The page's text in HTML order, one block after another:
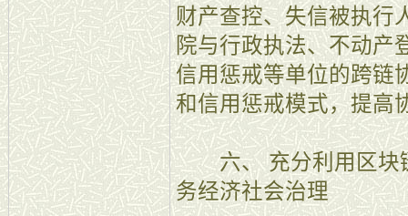
财产查控、失信被执行
院与行政执法、不动产
信用惩戒等单位的跨链
和信用惩戒模式，提高
六、 充分利用区块链
务经济社会治理